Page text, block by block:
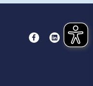
Besuchen Sie uns
Besuchen